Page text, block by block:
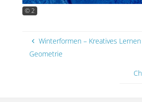
© 2
Winterformen – Kreatives
Geometrie